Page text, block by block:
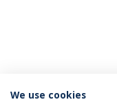
We use cookies